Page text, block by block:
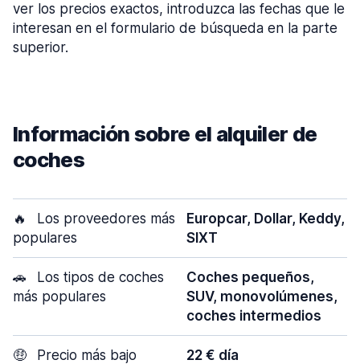
ver los precios exactos, introduzca las fechas que le
interesan en el formulario de búsqueda en la parte
superior.
Información sobre el alquiler de
coches
🔥
Los proveedores más
populares
Europcar, Dollar, Keddy,
SIXT
🚗
Los tipos de coches
más populares
Coches pequeños,
SUV, monovolúmenes,
coches intermedios
🤑 Precio más bajo 22 € día